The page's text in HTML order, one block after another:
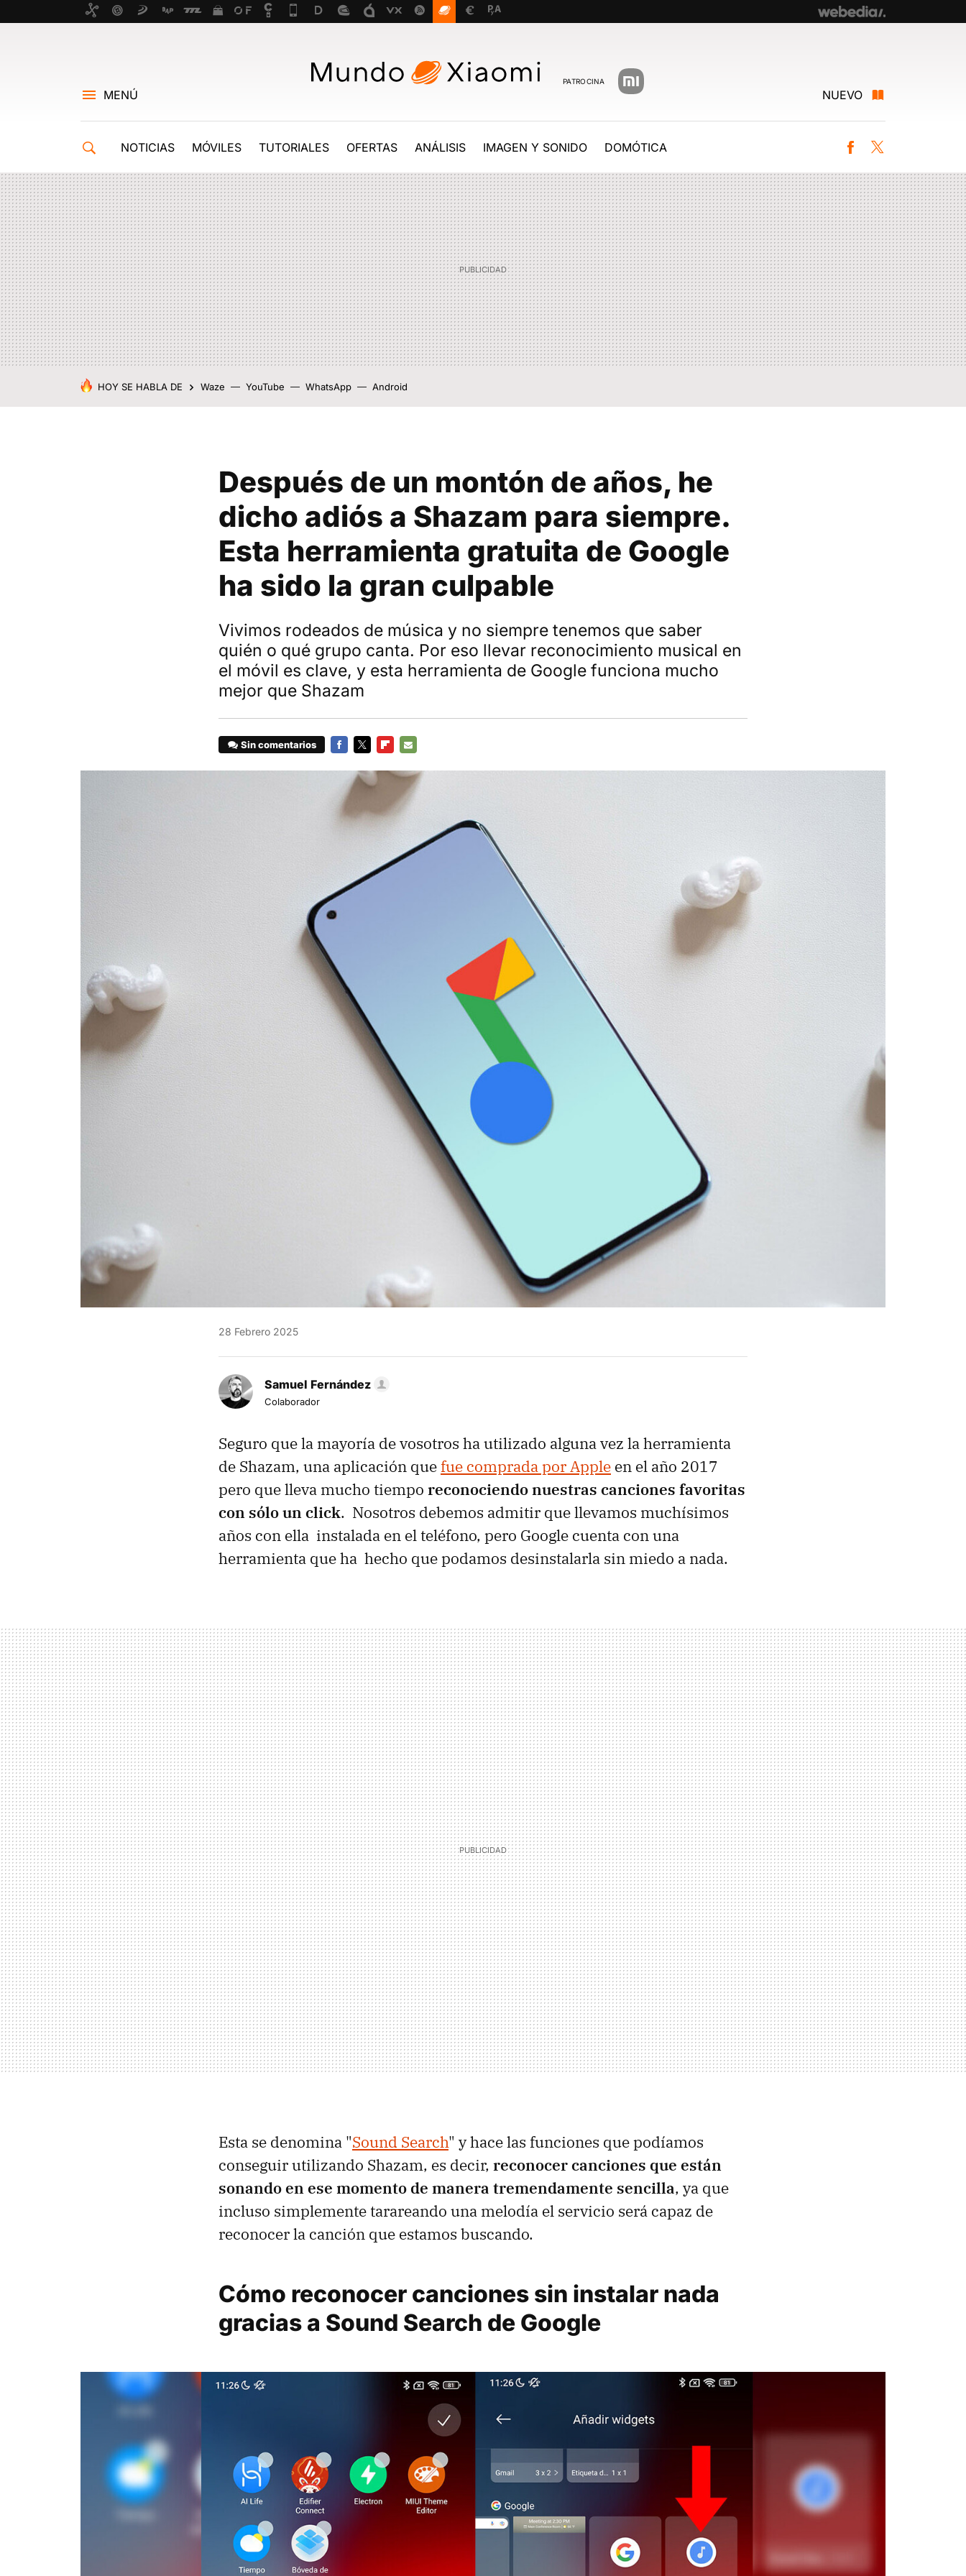
PATROCINA
MENÚ NUEVO
NOTICIAS MÓVILES TUTORIALES OFERTAS ANÁLISIS IMAGEN Y SONIDO DOMÓTICA Facebook
HOY SE HABLA DE Waze YouTube WhatsApp Android
Después de un montón de años, he
dicho adiós a Shazam para siempre.
Esta herramienta gratuita de Google
ha sido la gran culpable
Vivimos rodeados de música y no siempre tenemos que saber
quién o qué grupo canta. Por eso llevar reconocimiento musical en
el móvil es clave, y esta herramienta de Google funciona mucho
mejor que Shazam
Sin comentarios
MAIL
28 Febrero 2025
Samuel Fernández
Colaborador
Seguro que la mayoría de vosotros ha utilizado alguna vez la herramienta
de Shazam, una aplicación que fue comprada por Apple en el año 2017
pero que lleva mucho tiempo reconociendo nuestras canciones favoritas
con sólo un click. Nosotros debemos admitir que llevamos muchísimos
años con ella instalada en el teléfono, pero Google cuenta con una
herramienta que ha hecho que podamos desinstalarla sin miedo a nada.
Esta se denomina "Sound Search" y hace las funciones que podíamos
conseguir utilizando Shazam, es decir, reconocer canciones que están
sonando en ese momento de manera tremendamente sencilla, ya que
incluso simplemente tarareando una melodía el servicio será capaz de
reconocer la canción que estamos buscando.
Cómo reconocer canciones sin instalar nada
gracias a Sound Search de Google